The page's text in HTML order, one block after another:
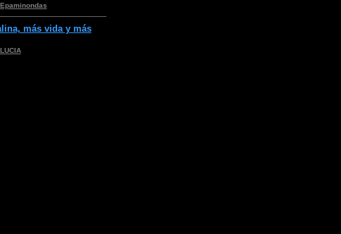
Epaminondas
más vida y más
LUCIA